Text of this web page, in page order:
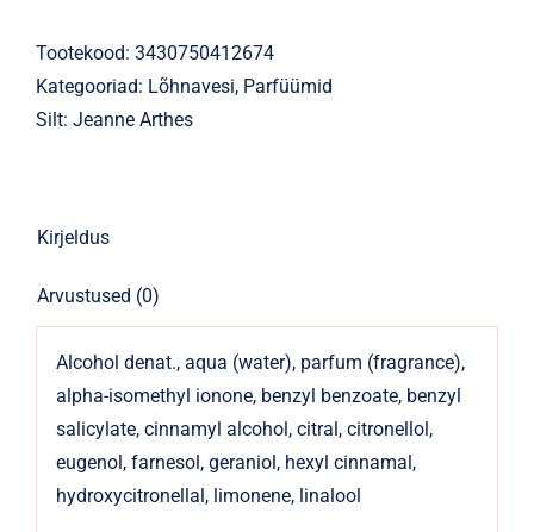
White
Pearl
100ml
Tootekood: 3430750412674
Kategooriad: Lõhnavesi, Parfüümid
Silt: Jeanne Arthes
Kirjeldus
Arvustused (0)
Alcohol denat., aqua (water), parfum (fragrance),
alpha-isomethyl ionone, benzyl benzoate, benzyl
salicylate, cinnamyl alcohol, citral, citronellol,
eugenol, farnesol, geraniol, hexyl cinnamal,
hydroxycitronellal, limonene, linalool